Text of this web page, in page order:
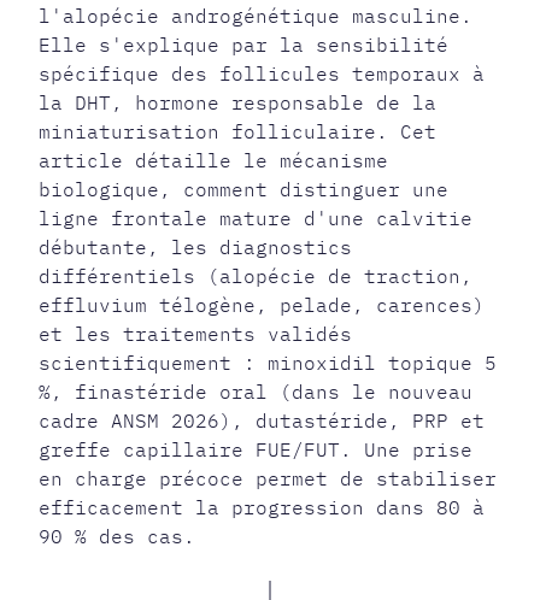
l'alopécie androgénétique masculine.
Elle s'explique par la sensibilité
spécifique des follicules temporaux à
la DHT, hormone responsable de la
miniaturisation folliculaire. Cet
article détaille le mécanisme
biologique, comment distinguer une
ligne frontale mature d'une calvitie
débutante, les diagnostics
différentiels (alopécie de traction,
effluvium télogène, pelade, carences)
et les traitements validés
scientifiquement : minoxidil topique 5
%, finastéride oral (dans le nouveau
cadre ANSM 2026), dutastéride, PRP et
greffe capillaire FUE/FUT. Une prise
en charge précoce permet de stabiliser
efficacement la progression dans 80 à
90 % des cas.